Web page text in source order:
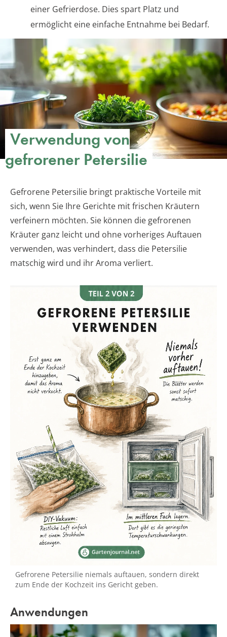
einer Gefrierdose. Dies spart Platz und
ermöglicht eine einfache Entnahme bei Bedarf.
Verwendung von
gefrorener Petersilie
Gefrorene Petersilie bringt praktische Vorteile mit
sich, wenn Sie Ihre Gerichte mit frischen Kräutern
verfeinern möchten. Sie können die gefrorenen
Kräuter ganz leicht und ohne vorheriges Auftauen
verwenden, was verhindert, dass die Petersilie
matschig wird und ihr Aroma verliert.
Gefrorene Petersilie niemals auftauen, sondern direkt
zum Ende der Kochzeit ins Gericht geben.
Anwendungen